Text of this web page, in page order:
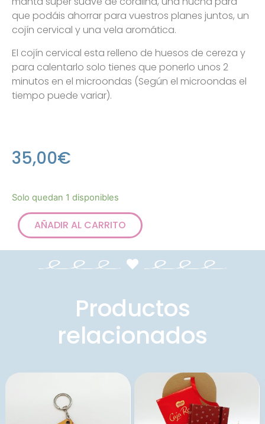
que podáis ahorrar para vuestros planes juntos, un
cojín cervical y una vela aromática.
El cojín cervical esta relleno de huesos de cereza y
para calentarlo solo tienes que ponerlo unos 2
minutos en el microondas (Según el microondas el
tiempo puede variar).
35,00€
Solo quedan 1 disponibles
AÑADIR AL CARRITO
Productos
relacionados